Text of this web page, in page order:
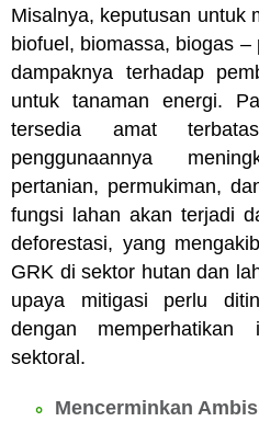
Misalnya, keputusan untuk
biofuel, biomassa, biogas
dampaknya terhadap
untuk tanaman energi.
tersedia amat
penggunaannya
pertanian, permukiman,
fungsi lahan akan terjadi
deforestasi, yang
GRK di sektor hutan dan
upaya mitigasi perlu
dengan memperhatikan
sektoral.
Mencerminkan